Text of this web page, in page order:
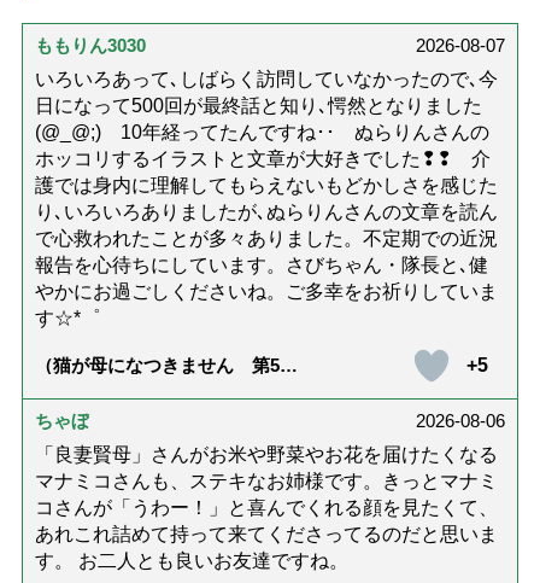
ももりん3030
2026-08-07
いろいろあって､しばらく訪問していなかったので､今
日になって500回が最終話と知り､愕然となりました
(@_@;) 10年経ってたんですね･･ ぬらりんさんの
ホッコリするイラストと文章が大好きでした❢❢ 介
護では身内に理解してもらえないもどかしさを感じた
り､いろいろありましたが､ぬらりんさんの文章を読ん
で心救われたことが多々ありました。不定期での近況
報告を心待ちにしています。さびちゃん・隊長と､健
やかにお過ごしくださいね。ご多幸をお祈りしていま
す☆*゜
（猫が母になつきません 第500
+5
ちゃぼ
2026-08-06
「良妻賢母」さんがお米や野菜やお花を届けたくなる
マナミコさんも、ステキなお姉様です。きっとマナミ
コさんが「うわー！」と喜んでくれる顔を見たくて、
あれこれ詰めて持って来てくださってるのだと思いま
す。 お二人とも良いお友達ですね。